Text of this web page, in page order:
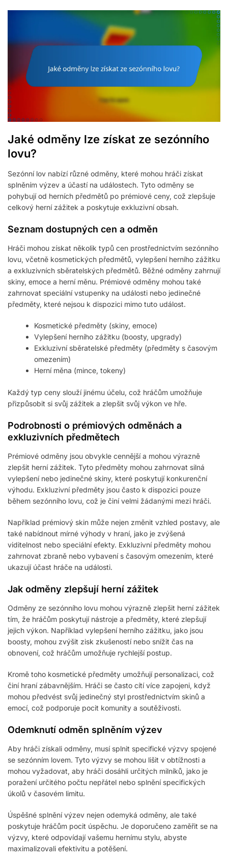
Jaké odměny lze získat ze sezónního
lovu?
Sezónní lov nabízí různé odměny, které mohou hráči získat
splněním výzev a účastí na událostech. Tyto odměny se
pohybují od herních předmětů po prémiové ceny, což zlepšuje
celkový herní zážitek a poskytuje exkluzivní obsah.
Seznam dostupných cen a odměn
Hráči mohou získat několik typů cen prostřednictvím sezónního
lovu, včetně kosmetických předmětů, vylepšení herního zážitku
a exkluzivních sběratelských předmětů. Běžné odměny zahrnují
skiny, emoce a herní měnu. Prémiové odměny mohou také
zahrnovat speciální vstupenky na události nebo jedinečné
předměty, které nejsou k dispozici mimo tuto událost.
Kosmetické předměty (skiny, emoce)
Vylepšení herního zážitku (boosty, upgrady)
Exkluzivní sběratelské předměty (předměty s časovým
omezením)
Herní měna (mince, tokeny)
Každý typ ceny slouží jinému účelu, což hráčům umožňuje
přizpůsobit si svůj zážitek a zlepšit svůj výkon ve hře.
Podrobnosti o prémiových odměnách a
exkluzivních předmětech
Prémiové odměny jsou obvykle cennější a mohou výrazně
zlepšit herní zážitek. Tyto předměty mohou zahrnovat silná
vylepšení nebo jedinečné skiny, které poskytují konkurenční
výhodu. Exkluzivní předměty jsou často k dispozici pouze
během sezónního lovu, což je činí velmi žádanými mezi hráči.
Například prémiový skin může nejen změnit vzhled postavy, ale
také nabídnout mírné výhody v hraní, jako je zvýšená
viditelnost nebo speciální efekty. Exkluzivní předměty mohou
zahrnovat zbraně nebo vybavení s časovým omezením, které
ukazují účast hráče na události.
Jak odměny zlepšují herní zážitek
Odměny ze sezónního lovu mohou výrazně zlepšit herní zážitek
tím, že hráčům poskytují nástroje a předměty, které zlepšují
jejich výkon. Například vylepšení herního zážitku, jako jsou
boosty, mohou zvýšit zisk zkušeností nebo snížit čas na
obnovení, což hráčům umožňuje rychlejší postup.
Kromě toho kosmetické předměty umožňují personalizaci, což
činí hraní zábavnějším. Hráči se často cítí více zapojeni, když
mohou předvést svůj jedinečný styl prostřednictvím skinů a
emocí, což podporuje pocit komunity a soutěživosti.
Odemknutí odměn splněním výzev
Aby hráči získali odměny, musí splnit specifické výzvy spojené
se sezónním lovem. Tyto výzvy se mohou lišit v obtížnosti a
mohou vyžadovat, aby hráči dosáhli určitých milníků, jako je
poražení určitého počtu nepřátel nebo splnění specifických
úkolů v časovém limitu.
Úspěšné splnění výzev nejen odemyká odměny, ale také
poskytuje hráčům pocit úspěchu. Je doporučeno zaměřit se na
výzvy, které odpovídají vašemu hernímu stylu, abyste
maximalizovali efektivitu a potěšení.